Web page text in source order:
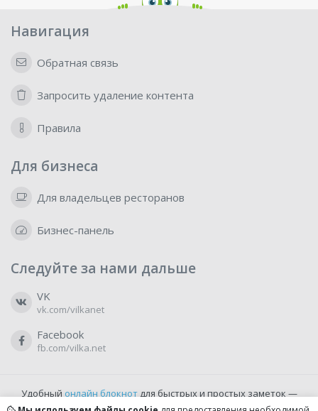
Навигация
Обратная связь
Запросить удаление контента
Правила
Для бизнеса
Для владельцев ресторанов
Бизнес-панель
Следуйте за нами дальше
VK
vk.com/vilkanet
Facebook
fb.com/vilka.net
Удобный онлайн блокнотдля быстрых и простых заметок —